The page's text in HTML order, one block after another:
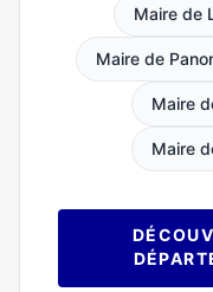
Maire de
Maire de
Maire
Maire